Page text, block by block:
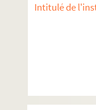
Intitulé de
Rue